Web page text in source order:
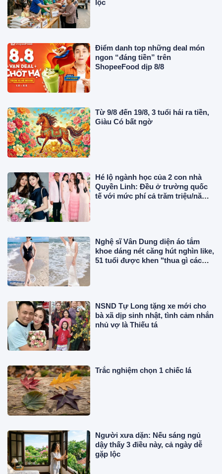
lộc
Điểm danh top những deal món
ngon “đáng tiền” trên
ShopeeFood dịp 8/8
Từ 9/8 đến 19/8, 3 tuổi hái ra tiền,
Giàu Có bất ngờ
Hé lộ ngành học của 2 con nhà
Quyền Linh: Đều ở trường quốc
tế với mức phí cả trăm triệu/năm,
Nghệ sĩ Vân Dung diện áo tắm
khoe dáng nét căng hút nghìn like,
51 tuổi được khen "thua gì các
NSND Tự Long tặng xe mới cho
bà xã dịp sinh nhật, tình cảm nhắn
nhủ vợ là Thiếu tá
Trắc nghiệm chọn 1 chiếc lá
Người xưa dặn: Nếu sáng ngủ
dậy thấy 3 điều này, cả ngày dễ
gặp lộc